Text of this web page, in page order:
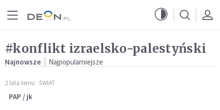
#konflikt izraelsko-palestyński
Najnowsze Najpopularniejsze
2 lata temu ŚWIAT
PAP / jk